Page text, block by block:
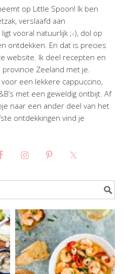
op Little Spoon! Ik ben
verslaafd aan
vooral natuurlijk ;-), dol op
ontdekken. En dat is precies
website. Ik deel recepten en
Zeeland met je.
een lekkere cappuccino,
met een geweldig ontbijt. Af
naar een ander deel van het
ontdekkingen vind je